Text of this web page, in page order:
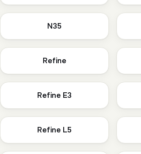
N35
Refine
Refine E3
Refine L5